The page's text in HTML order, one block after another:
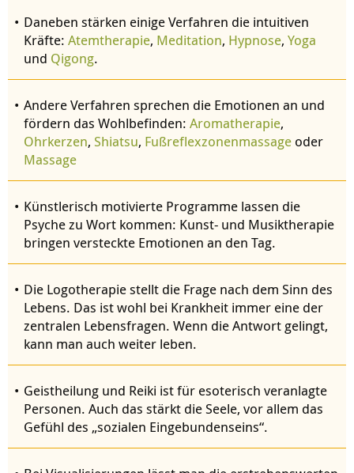
Daneben stärken einige Verfahren die intuitiven
Kräfte: Atemtherapie, Meditation, Hypnose, Yoga
und Qigong.
Andere Verfahren sprechen die Emotionen an und
fördern das Wohlbefinden: Aromatherapie,
Ohrkerzen, Shiatsu, Fußreflexzonenmassage oder
Massage
Künstlerisch motivierte Programme lassen die
Psyche zu Wort kommen: Kunst- und Musiktherapie
bringen versteckte Emotionen an den Tag.
Die Logotherapie stellt die Frage nach dem Sinn des
Lebens. Das ist wohl bei Krankheit immer eine der
zentralen Lebensfragen. Wenn die Antwort gelingt,
kann man auch weiter leben.
Geistheilung und Reiki ist für esoterisch veranlagte
Personen. Auch das stärkt die Seele, vor allem das
Gefühl des „sozialen Eingebundenseins“.